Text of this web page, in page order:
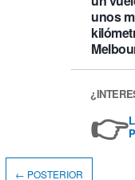
unos
👉
← POSTERIOR